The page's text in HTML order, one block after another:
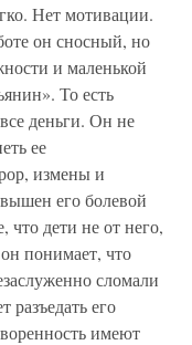
Нет мотивации.
он сносный, но
и маленькой
То есть
деньги. Он не
ее
измены и
его болевой
что дети не от него,
понимает, что
сломали
разъедать его
имеют